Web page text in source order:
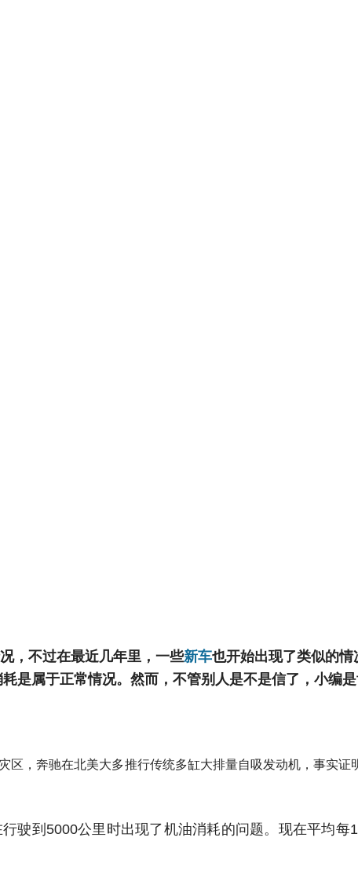
，不过在最近几年里，一些新车也开始出现了类似的
是属于正常情况。然而，不管别人是不是信了，小编是
区，奔驰在北美大多推行传统多缸大排量自吸发动机，事实证
驶到5000公里时出现了机油消耗的问题。现在平均